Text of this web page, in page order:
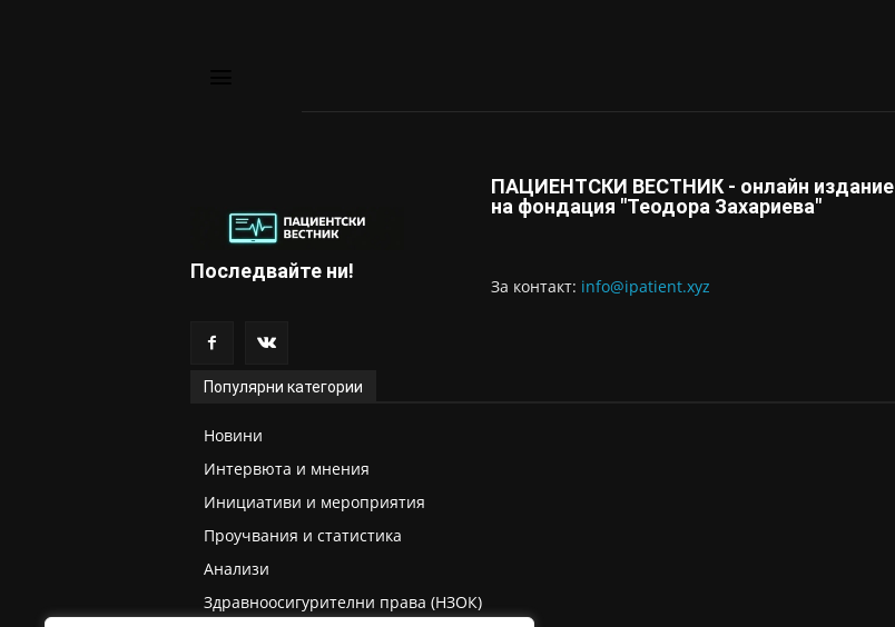
Последвайте ни!
ПАЦИЕНТСКИ ВЕСТНИК - онлайн издание
на фондация "Теодора Захариева"
За контaкт: info@ipatient.xyz
Популярни категории
Новини
Интервюта и мнения
Инициативи и мероприятия
Проучвания и статистика
Анализи
Здравноосигурителни права (НЗОК)